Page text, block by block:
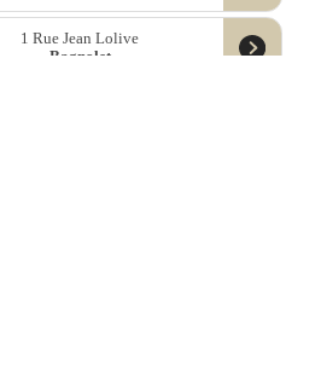
1 Rue Jean Lolive
Bagnolet